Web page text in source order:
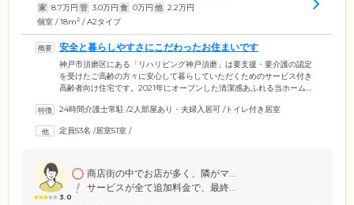
家 8.7万円 管 3.0万円 食 0万円 他 2.2万円
個室 / 18m2 / A2タイプ
安全と暮らしやすさにこだわったお住まいです
神戸市須磨区にある「リハリビング神戸須磨」は要支援・要介護の認定
を受けたご高齢の方々に安心して暮らしていただくためのサービス付き
高齢者向け住宅です。2021年にオープンした清潔感あふれる当ホーム
の方でも安心の住まいづくりに努めております。お部屋はプライベート
お過ごしいただけるお部屋もございます。ご自身のライフスタイルに合
な環境です。
24時間介護士常駐 /2人部屋あり・夫婦入居可 /トイレ付き居室
定員53名 /居室51室 /
3.0
商店街の中でお店が多く、隣がマ...
サービスが全て追加料金で、最終...